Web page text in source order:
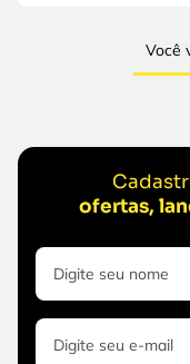
Você
ofertas,